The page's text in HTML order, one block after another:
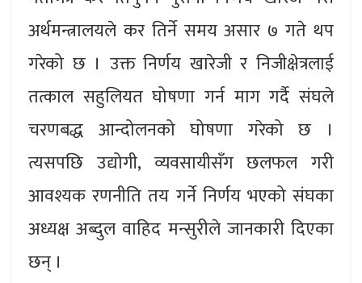
अर्थमन्त्रालयले कर तिर्ने समय असार ७ गते थप
गरेको छ । उक्त निर्णय खारेजी र निजीक्षेत्रलाई
तत्काल सहुलियत घोषणा गर्न माग गर्दै संघले
चरणबद्ध आन्दोलनको घोषणा गरेको छ ।
त्यसपछि उद्योगी, व्यवसायीसँग छलफल गरी
आवश्यक रणनीति तय गर्ने निर्णय भएको संघका
अध्यक्ष अब्दुल वाहिद मन्सुरीले जानकारी दिएका
छन् ।